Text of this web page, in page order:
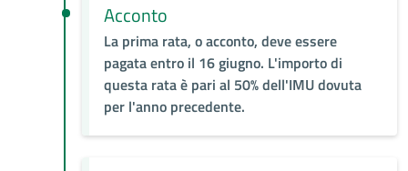
Acconto
La prima rata, o acconto, deve essere
pagata entro il 16 giugno. L'importo di
questa rata è pari al 50% dell'IMU dovuta
per l'anno precedente.